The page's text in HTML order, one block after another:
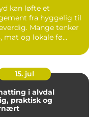
kan løfte et
fra hyggelig til
Mange tenker
mat og lokale fø...
15. jul
i alvdal
praktisk og